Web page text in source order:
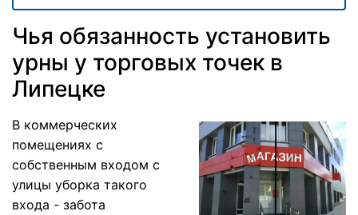
Чья обязанность установить
урны у торговых точек в
Липецке
В коммерческих
помещениях с
собственным входом с
улицы уборка такого
входа - забота